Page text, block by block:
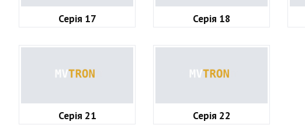
Серія 17 Серія 18
Серія 21 Серія 22